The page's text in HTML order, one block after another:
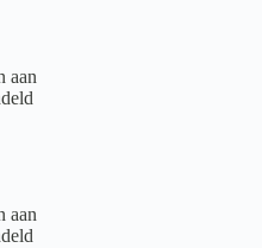
aan
aan